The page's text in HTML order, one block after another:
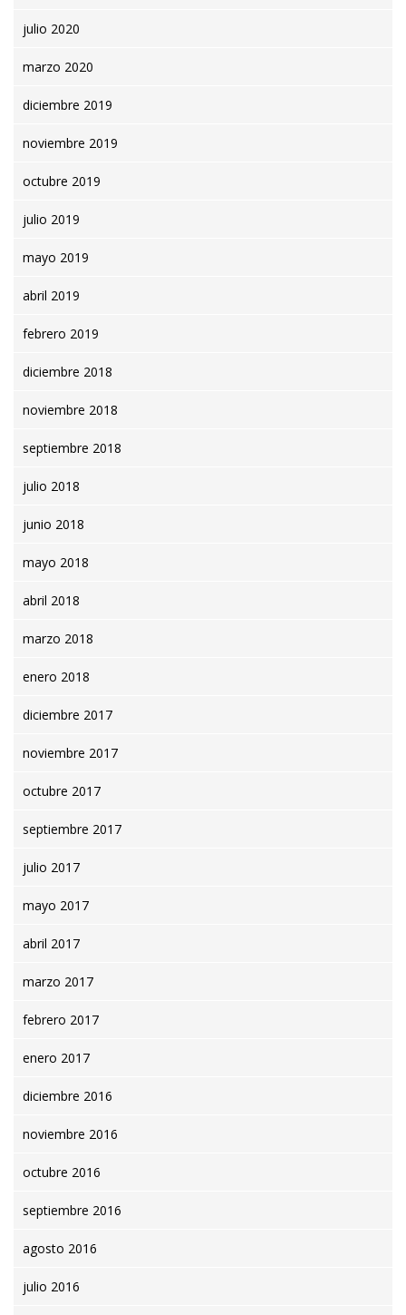
julio 2020
marzo 2020
diciembre 2019
noviembre 2019
octubre 2019
julio 2019
mayo 2019
abril 2019
febrero 2019
diciembre 2018
noviembre 2018
septiembre 2018
julio 2018
junio 2018
mayo 2018
abril 2018
marzo 2018
enero 2018
diciembre 2017
noviembre 2017
octubre 2017
septiembre 2017
julio 2017
mayo 2017
abril 2017
marzo 2017
febrero 2017
enero 2017
diciembre 2016
noviembre 2016
octubre 2016
septiembre 2016
agosto 2016
julio 2016